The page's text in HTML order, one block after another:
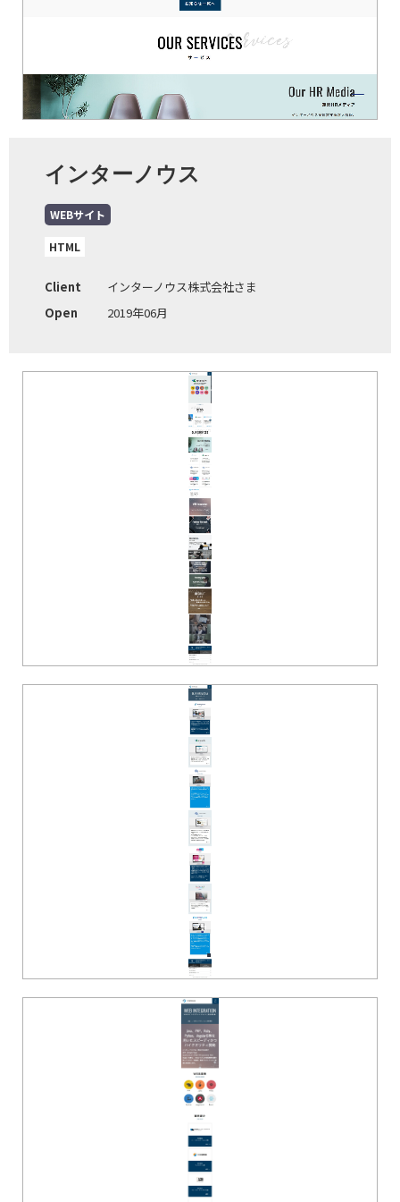
インターノウス
WEBサイト
HTML
Client
インターノウス株式会社さま
Open
2019年06月